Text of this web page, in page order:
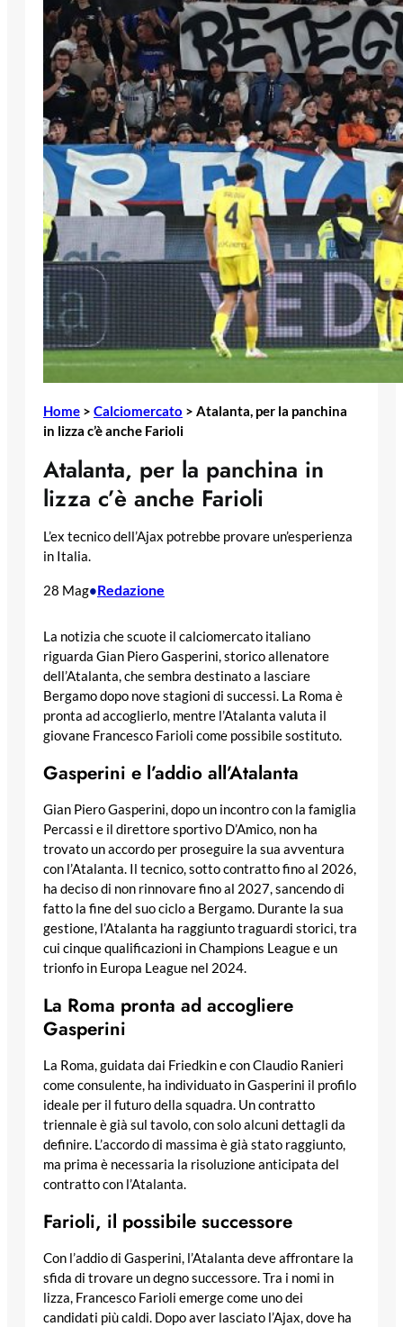
Home > Calciomercato > Atalanta, per la panchina
in lizza c’è anche Farioli
Atalanta, per la panchina in
lizza c’è anche Farioli
L’ex tecnico dell’Ajax potrebbe provare un’esperienza
in Italia.
28 Mag•Redazione
La notizia che scuote il calciomercato italiano
riguarda Gian Piero Gasperini, storico allenatore
dell’Atalanta, che sembra destinato a lasciare
Bergamo dopo nove stagioni di successi. La Roma è
pronta ad accoglierlo, mentre l’Atalanta valuta il
giovane Francesco Farioli come possibile sostituto.
Gasperini e l’addio all’Atalanta
Gian Piero Gasperini, dopo un incontro con la famiglia
Percassi e il direttore sportivo D’Amico, non ha
trovato un accordo per proseguire la sua avventura
con l’Atalanta. Il tecnico, sotto contratto fino al 2026,
ha deciso di non rinnovare fino al 2027, sancendo di
fatto la fine del suo ciclo a Bergamo. Durante la sua
gestione, l’Atalanta ha raggiunto traguardi storici, tra
cui cinque qualificazioni in Champions League e un
trionfo in Europa League nel 2024.
La Roma pronta ad accogliere
Gasperini
La Roma, guidata dai Friedkin e con Claudio Ranieri
come consulente, ha individuato in Gasperini il profilo
ideale per il futuro della squadra. Un contratto
triennale è già sul tavolo, con solo alcuni dettagli da
definire. L’accordo di massima è già stato raggiunto,
ma prima è necessaria la risoluzione anticipata del
contratto con l’Atalanta.
Farioli, il possibile successore
Con l’addio di Gasperini, l’Atalanta deve affrontare la
sfida di trovare un degno successore. Tra i nomi in
lizza, Francesco Farioli emerge come uno dei
candidati più caldi. Dopo aver lasciato l’Ajax, dove ha